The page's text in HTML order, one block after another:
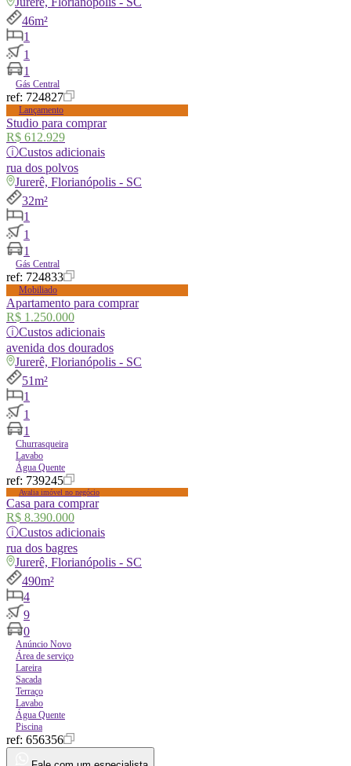
46m²
1
1
1
Gás Central
ref: 724827
Lançamento
Studio para comprar
R$ 612.929
ⓘCustos adicionais
rua dos polvos
Jurerê, Florianópolis - SC
32m²
1
1
1
Gás Central
ref: 724833
Mobiliado
Apartamento para comprar
R$ 1.250.000
ⓘCustos adicionais
avenida dos dourados
Jurerê, Florianópolis - SC
51m²
1
1
1
Churrasqueira
Lavabo
Água Quente
ref: 739245
Avalia imóvel no negócio
Casa para comprar
R$ 8.390.000
ⓘCustos adicionais
rua dos bagres
Jurerê, Florianópolis - SC
490m²
4
9
0
Anúncio Novo
Área de serviço
Lareira
Sacada
Terraço
Lavabo
Água Quente
Piscina
ref: 656356